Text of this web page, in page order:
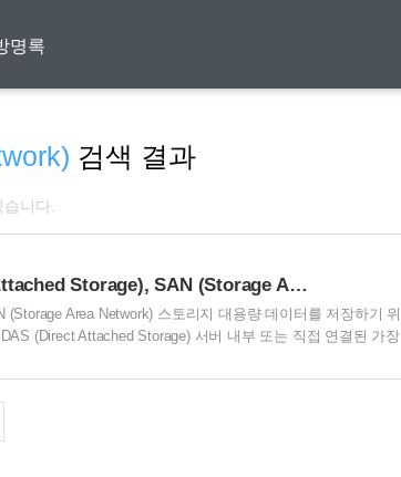
명록
검색 결과
니다.
[Storage] DAS (Direct Attached Storage), NAS (Network Attached Storage), SAN (Storage Area Network)
Area Network) 스토리지 대용량 데이터를 저장하기 위
(Direct Attached Storage) 서버 내부 또는 직접 연결된 가장
하여 연결 설치가 빠르며 운영이 쉽고 공유가 불필요한 환경
Attached Storage) 서버와 저장 장치를 통해 동일한 스토